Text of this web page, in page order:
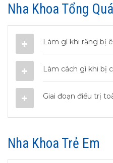
Nha Khoa Tổng
Làm gì khi răng bị
Làm cách gì khi bị
Giai đoạn điều trị
Nha Khoa Trẻ Em